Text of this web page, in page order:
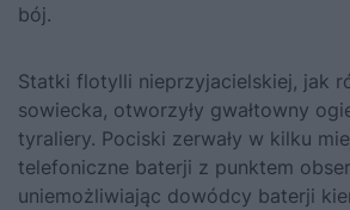
bój.
Statki flotylli nieprzyjacielskiej, jak
sowiecka, otworzyły gwałtowny
tyraliery. Pociski zerwały w kilku
telefoniczne baterji z punktem
uniemożliwiając dowódcy baterji